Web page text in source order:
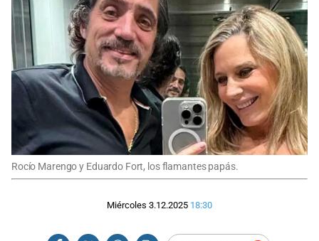
Rocío Marengo y Eduardo Fort, los flamantes papás.
Miércoles 3.12.2025 18:30